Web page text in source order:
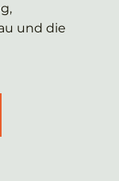
und die